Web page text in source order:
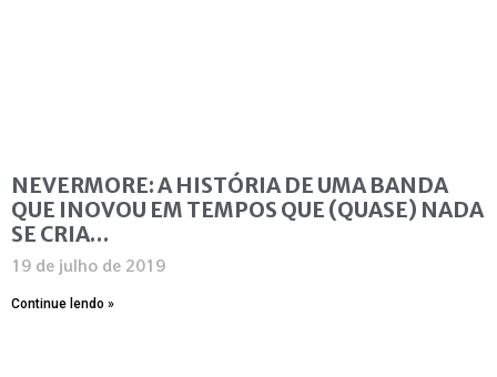
NEVERMORE: A HISTÓRIA DE UMA BANDA
QUE INOVOU EM TEMPOS QUE (QUASE) NADA
SE CRIA…
19 de julho de 2019
Continue lendo »